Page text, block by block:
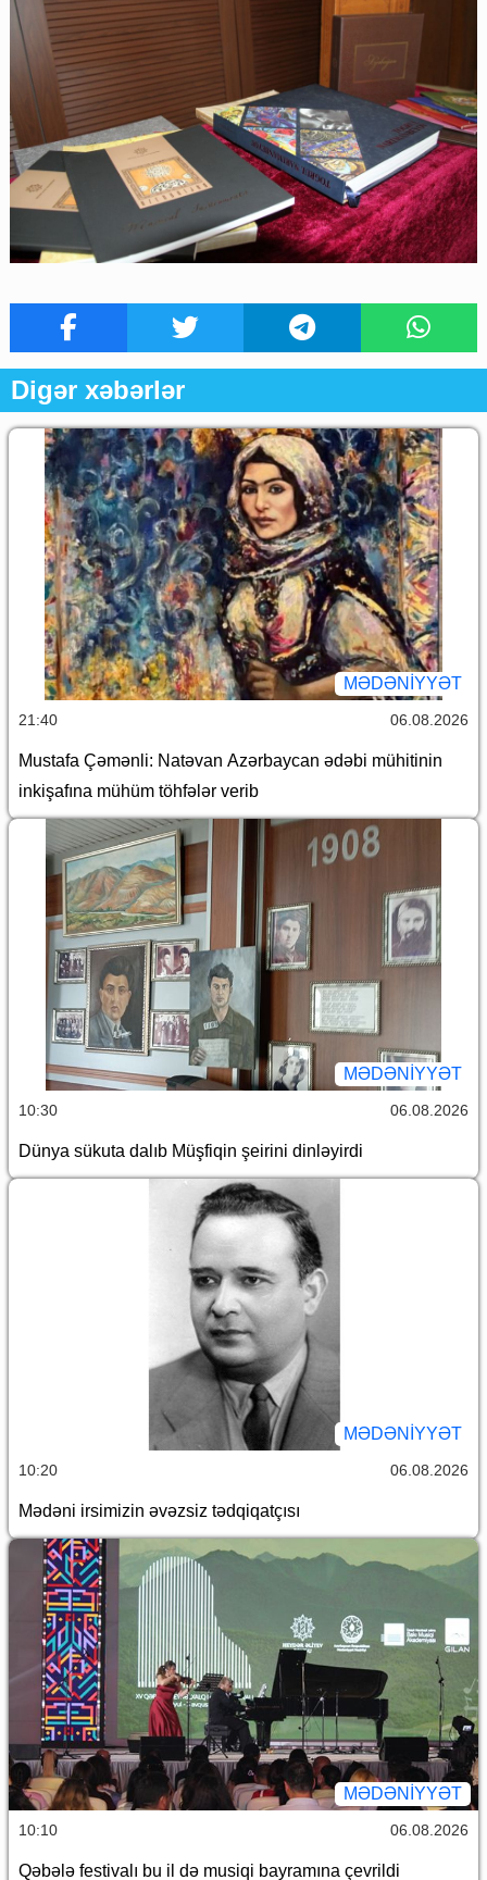
Digər xəbərlər
MƏDƏNIYYƏT
21:40 06.08.2026
Mustafa Çəmənli: Natəvan Azərbaycan ədəbi mühitinin
inkişafına mühüm töhfələr verib
MƏDƏNIYYƏT
10:30 06.08.2026
Dünya sükuta dalıb Müşfiqin şeirini dinləyirdi
MƏDƏNIYYƏT
10:20 06.08.2026
Mədəni irsimizin əvəzsiz tədqiqatçısı
MƏDƏNIYYƏT
10:10 06.08.2026
Qəbələ festivalı bu il də musiqi bayramına çevrildi